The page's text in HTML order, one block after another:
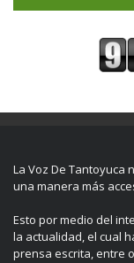
La Voz De Tantoyuca
una manera más
Esto por medio del
la actualidad, el cual
prensa escrita, entre